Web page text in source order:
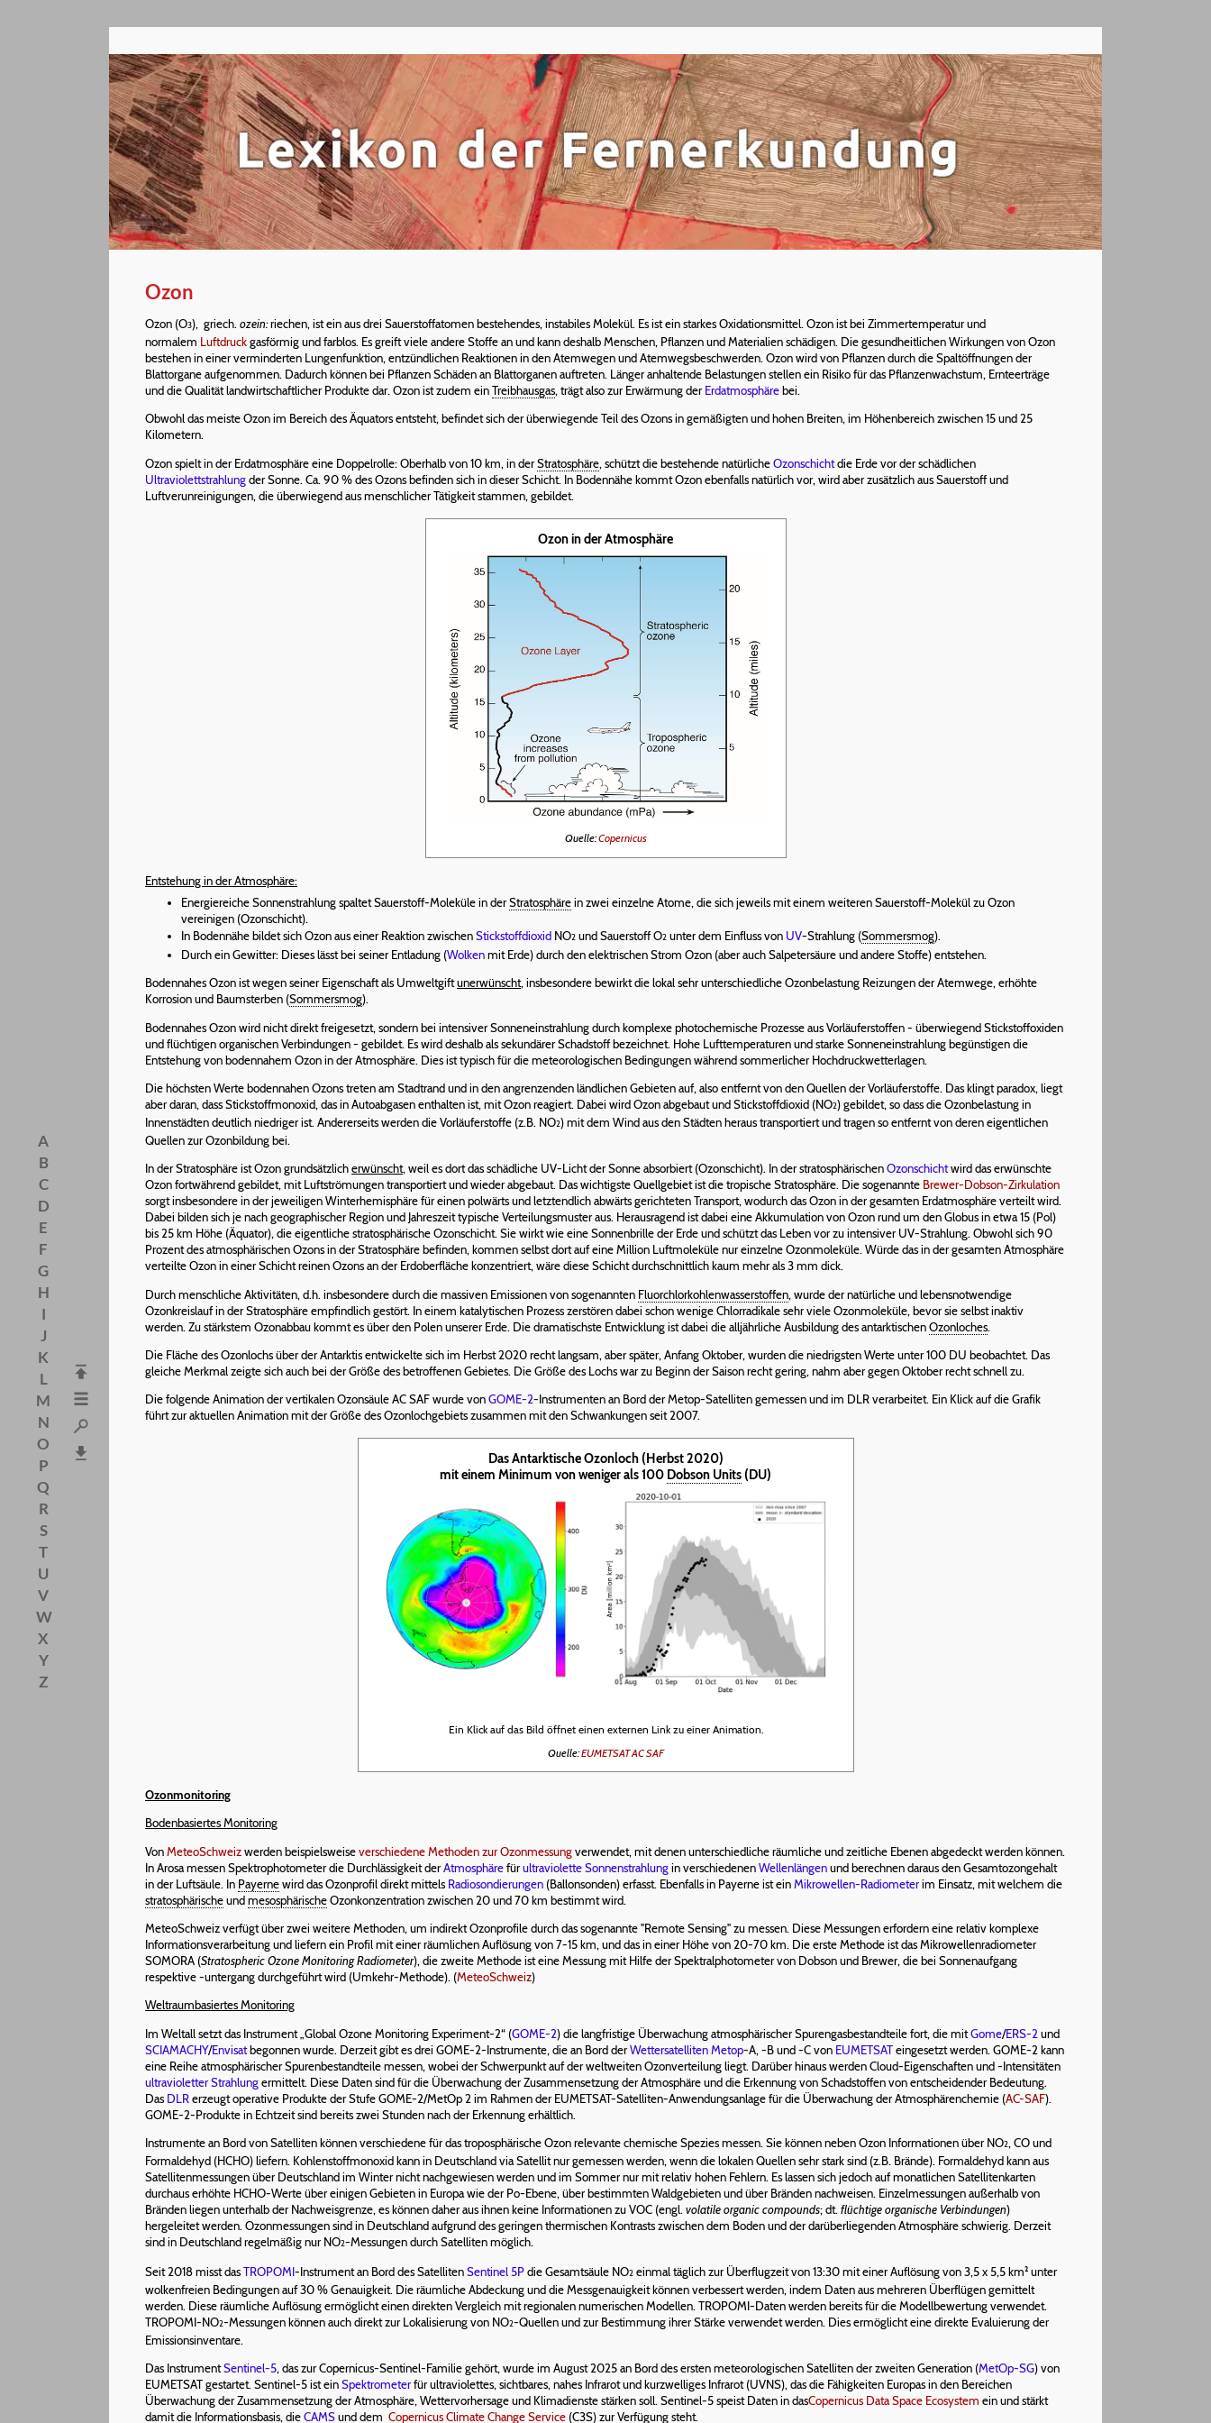
A
B
C
D
E
F
G
H
I
J
K
L
M
N
O
P
Q
R
S
T
U
V
W
X
Y
Z
Ozon
Ozon (O3), griech. ozein:riechen, ist ein aus drei Sauerstoffatomen bestehendes, instabiles Molekül. Es ist ein starkes Oxidationsmittel. Ozon ist bei Zimmertemperatur und
normalem Luftdruckgasförmig und farblos. Es greift viele andere Stoffe an und kann deshalb Menschen, Pflanzen und Materialien schädigen. Die gesundheitlichen Wirkungen von Ozon
bestehen in einer verminderten Lungenfunktion, entzündlichen Reaktionen in den Atemwegen und Atemwegsbeschwerden. Ozon wird von Pflanzen durch die Spaltöffnungen der
Blattorgane aufgenommen. Dadurch können bei Pflanzen Schäden an Blattorganen auftreten. Länger anhaltende Belastungen stellen ein Risiko für das Pflanzenwachstum, Ernteerträge
und die Qualität landwirtschaftlicher Produkte dar. Ozon ist zudem einTreibhausgas, trägt also zur Erwärmung derErdatmosphärebei.
Obwohl das meiste Ozon im Bereich des Äquators entsteht, befindet sich der überwiegende Teil des Ozons in gemäßigten und hohen Breiten, im Höhenbereich zwischen 15 und 25
Kilometern.
Ozon spielt in der Erdatmosphäre eine Doppelrolle: Oberhalb von 10 km, in derStratosphäre, schützt die bestehende natürlicheOzonschichtdie Erde vor der schädlichen
Ultraviolettstrahlungder Sonne. Ca. 90 % des Ozons befinden sich in dieser Schicht. In Bodennähe kommt Ozon ebenfalls natürlich vor, wird aber zusätzlich aus Sauerstoff und
Luftverunreinigungen, die überwiegend aus menschlicher Tätigkeit stammen, gebildet.
Ozon in der Atmosphäre
Quelle:Copernicus
Entstehung in der Atmosphäre:
Energiereiche Sonnenstrahlung spaltet Sauerstoff-Moleküle in derStratosphärein zwei einzelne Atome, die sich jeweils mit einem weiteren Sauerstoff-Molekül zu Ozon
vereinigen (Ozonschicht).
In Bodennähe bildet sich Ozon aus einer Reaktion zwischenStickstoffdioxid NO2 und Sauerstoff O2 unter dem Einfluss von UV-Strahlung (Sommersmog).
Durch ein Gewitter: Dieses lässt bei seiner Entladung (Wolkenmit Erde) durch den elektrischen Strom Ozon (aber auch Salpetersäure und andere Stoffe) entstehen.
Bodennahes Ozon ist wegen seiner Eigenschaft als Umweltgiftunerwünscht, insbesondere bewirkt die lokal sehr unterschiedliche Ozonbelastung Reizungen der Atemwege, erhöhte
Korrosion und Baumsterben (Sommersmog).
Bodennahes Ozon wird nicht direkt freigesetzt, sondern bei intensiver Sonneneinstrahlung durch komplexe photochemische Prozesse aus Vorläuferstoffen - überwiegend Stickstoffoxiden
und flüchtigen organischen Verbindungen - gebildet. Es wird deshalb als sekundärer Schadstoff bezeichnet. Hohe Lufttemperaturen und starke Sonneneinstrahlung begünstigen die
Entstehung von bodennahem Ozon in der Atmosphäre. Dies ist typisch für die meteorologischen Bedingungen während sommerlicher Hochdruckwetterlagen.
Die höchsten Werte bodennahen Ozons treten am Stadtrand und in den angrenzenden ländlichen Gebieten auf, also entfernt von den Quellen der Vorläuferstoffe. Das klingt paradox, liegt
aber daran, dass Stickstoffmonoxid, das in Autoabgasen enthalten ist, mit Ozon reagiert. Dabei wird Ozon abgebaut und Stickstoffdioxid (NO2) gebildet, so dass die Ozonbelastung in
Innenstädten deutlich niedriger ist. Andererseits werden die Vorläuferstoffe (z.B. NO2) mit dem Wind aus den Städten heraus transportiert und tragen so entfernt von deren eigentlichen
Quellen zur Ozonbildung bei.
In der Stratosphäre ist Ozon grundsätzlicherwünscht, weil es dort das schädliche UV-Licht der Sonne absorbiert (Ozonschicht). In der stratosphärischenOzonschichtwird das erwünschte
Ozon fortwährend gebildet, mit Luftströmungen transportiert und wieder abgebaut. Das wichtigste Quellgebiet ist die tropische Stratosphäre. Die sogenannte Brewer-Dobson-Zirkulation
sorgt insbesondere in der jeweiligen Winterhemisphäre für einen polwärts und letztendlich abwärts gerichteten Transport, wodurch das Ozon in der gesamten Erdatmosphäre verteilt wird.
Dabei bilden sich je nach geographischer Region und Jahreszeit typische Verteilungsmuster aus. Herausragend ist dabei eine Akkumulation von Ozon rund um den Globus in etwa 15 (Pol)
bis 25 km Höhe (Äquator), die eigentliche stratosphärische Ozonschicht. Sie wirkt wie eine Sonnenbrille der Erde und schützt das Leben vor zu intensiver UV-Strahlung. Obwohl sich 90
Prozent des atmosphärischen Ozons in der Stratosphäre befinden, kommen selbst dort auf eine Million Luftmoleküle nur einzelne Ozonmoleküle. Würde das in der gesamten Atmosphäre
verteilte Ozon in einer Schicht reinen Ozons an der Erdoberfläche konzentriert, wäre diese Schicht durchschnittlich kaum mehr als 3 mm dick.
Durch menschliche Aktivitäten, d.h. insbesondere durch die massiven Emissionen von sogenannten Fluorchlorkohlenwasserstoffen, wurde der natürliche und lebensnotwendige
Ozonkreislauf in der Stratosphäre empfindlich gestört. In einem katalytischen Prozess zerstören dabei schon wenige Chlorradikale sehr viele Ozonmoleküle, bevor sie selbst inaktiv
werden. Zu stärkstem Ozonabbau kommt es über den Polen unserer Erde. Die dramatischste Entwicklung ist dabei die alljährliche Ausbildung des antarktischenOzonloches.
Die Fläche des Ozonlochs über der Antarktis entwickelte sich im Herbst 2020 recht langsam, aber später, Anfang Oktober, wurden die niedrigsten Werte unter 100 DU beobachtet. Das
gleiche Merkmal zeigte sich auch bei der Größe des betroffenen Gebietes. Die Größe des Lochs war zu Beginn der Saison recht gering, nahm aber gegen Oktober recht schnell zu.
Die folgende Animation der vertikalen Ozonsäule AC SAF wurde vonGOME-2-Instrumenten an Bord der Metop-Satelliten gemessen und im DLR verarbeitet. Ein Klick auf die Grafik
führt zur aktuellen Animation mit der Größe des Ozonlochgebiets zusammen mit den Schwankungen seit 2007.
Das Antarktische Ozonloch (Herbst 2020)
mit einem Minimum von weniger als 100 Dobson Units(DU)
Ein Klick auf das Bild öffnet einen externen Link zu einer Animation.
Quelle:EUMETSAT AC SAF
Ozonmonitoring
Bodenbasiertes Monitoring
VonMeteoSchweizwerden beispielsweiseverschiedene Methoden zur Ozonmessungverwendet, mit denen unterschiedliche räumliche und zeitliche Ebenen abgedeckt werden können.
In Arosa messen Spektrophotometer die Durchlässigkeit derAtmosphärefürultravioletteSonnenstrahlungin verschiedenenWellenlängenund berechnen daraus den Gesamtozongehalt
in der Luftsäule. In Payernewird das Ozonprofil direkt mittels Radiosondierungen (Ballonsonden) erfasst. Ebenfalls in Payerne ist einMikrowellen-Radiometerim Einsatz, mit welchem die
stratosphärischeundmesosphärischeOzonkonzentration zwischen 20 und 70 km bestimmt wird.
MeteoSchweiz verfügt über zwei weitere Methoden, um indirekt Ozonprofile durch das sogenannte "Remote Sensing" zu messen. Diese Messungen erfordern eine relativ komplexe
Informationsverarbeitung und liefern ein Profil mit einer räumlichen Auflösung von 7-15 km, und das in einer Höhe von 20-70 km. Die erste Methode ist das Mikrowellenradiometer
SOMORA (Stratospheric Ozone Monitoring Radiometer), die zweite Methode ist eine Messung mit Hilfe der Spektralphotometer von Dobson und Brewer, die bei Sonnenaufgang
respektive -untergang durchgeführt wird (Umkehr-Methode). (MeteoSchweiz)
Weltraumbasiertes Monitoring
Im Weltall setzt das Instrument „Global Ozone Monitoring Experiment-2“ (GOME-2) die langfristige Überwachung atmosphärischer Spurengasbestandteile fort, die mitGome/ERS-2 und
SCIAMACHY/Envisatbegonnen wurde. Derzeit gibt es drei GOME-2-Instrumente, die an Bord derWettersatellitenMetop-A, -B und -C von EUMETSATeingesetzt werden. GOME-2 kann
eine Reihe atmosphärischer Spurenbestandteile messen, wobei der Schwerpunkt auf der weltweiten Ozonverteilung liegt. Darüber hinaus werden Cloud-Eigenschaften und -Intensitäten
ultravioletter Strahlungermittelt. Diese Daten sind für die Überwachung der Zusammensetzung der Atmosphäre und die Erkennung von Schadstoffen von entscheidender Bedeutung.
Das DLRerzeugt operative Produkte der Stufe GOME-2/MetOp 2 im Rahmen der EUMETSAT-Satelliten-Anwendungsanlage für die Überwachung der Atmosphärenchemie (AC-SAF).
GOME-2-Produkte in Echtzeit sind bereits zwei Stunden nach der Erkennung erhältlich.
Instrumente an Bord von Satelliten können verschiedene für das troposphärische Ozon relevante chemische Spezies messen. Sie können neben Ozon Informationen über NO2, CO und
Formaldehyd (HCHO) liefern. Kohlenstoffmonoxid kann in Deutschland via Satellit nur gemessen werden, wenn die lokalen Quellen sehr stark sind (z.B. Brände). Formaldehyd kann aus
Satellitenmessungen über Deutschland im Winter nicht nachgewiesen werden und im Sommer nur mit relativ hohen Fehlern. Es lassen sich jedoch auf monatlichen Satellitenkarten
durchaus erhöhte HCHO-Werte über einigen Gebieten in Europa wie der Po-Ebene, über bestimmten Waldgebieten und über Bränden nachweisen. Einzelmessungen außerhalb von
Bränden liegen unterhalb der Nachweisgrenze, es können daher aus ihnen keine Informationen zu VOC (engl. volatile organic compounds; dt. flüchtige organische Verbindungen)
hergeleitet werden. Ozonmessungen sind in Deutschland aufgrund des geringen thermischen Kontrasts zwischen dem Boden und der darüberliegenden Atmosphäre schwierig. Derzeit
sind in Deutschland regelmäßig nur NO2-Messungen durch Satelliten möglich.
Seit 2018 misst dasTROPOMI-Instrument an Bord des SatellitenSentinel 5Pdie Gesamtsäule NO2 einmal täglich zur Überflugzeit von 13:30 mit einer Auflösung von 3,5 x 5,5 km² unter
wolkenfreien Bedingungen auf 30 % Genauigkeit. Die räumliche Abdeckung und die Messgenauigkeit können verbessert werden, indem Daten aus mehreren Überflügen gemittelt
werden. Diese räumliche Auflösung ermöglicht einen direkten Vergleich mit regionalen numerischen Modellen. TROPOMI-Daten werden bereits für die Modellbewertung verwendet.
TROPOMI-NO2-Messungen können auch direkt zur Lokalisierung von NO2-Quellen und zur Bestimmung ihrer Stärke verwendet werden. Dies ermöglicht eine direkte Evaluierung der
Emissionsinventare.
Das InstrumentSentinel-5, das zur Copernicus-Sentinel-Familie gehört, wurde im August 2025 an Bord des ersten meteorologischen Satelliten der zweiten Generation (MetOp-SG) von
EUMETSAT gestartet. Sentinel-5 ist einSpektrometerfür ultraviolettes, sichtbares, nahes Infrarot und kurzwelliges Infrarot (UVNS), das die Fähigkeiten Europas in den Bereichen
Überwachung der Zusammensetzung der Atmosphäre, Wettervorhersage und Klimadienste stärken soll. Sentinel-5 speist Daten in dasCopernicus Data Space Ecosystem ein und stärkt
damit die Informationsbasis, dieCAMSund dem Copernicus Climate Change Service (C3S) zur Verfügung steht.